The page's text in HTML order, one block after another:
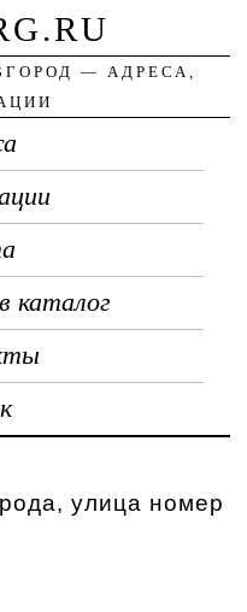
— АДРЕСА,
каталог
улица номер